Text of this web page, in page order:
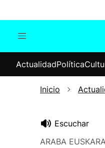
Internacional
ActualidadPolítica
Inicio
Escuchar
ARABA